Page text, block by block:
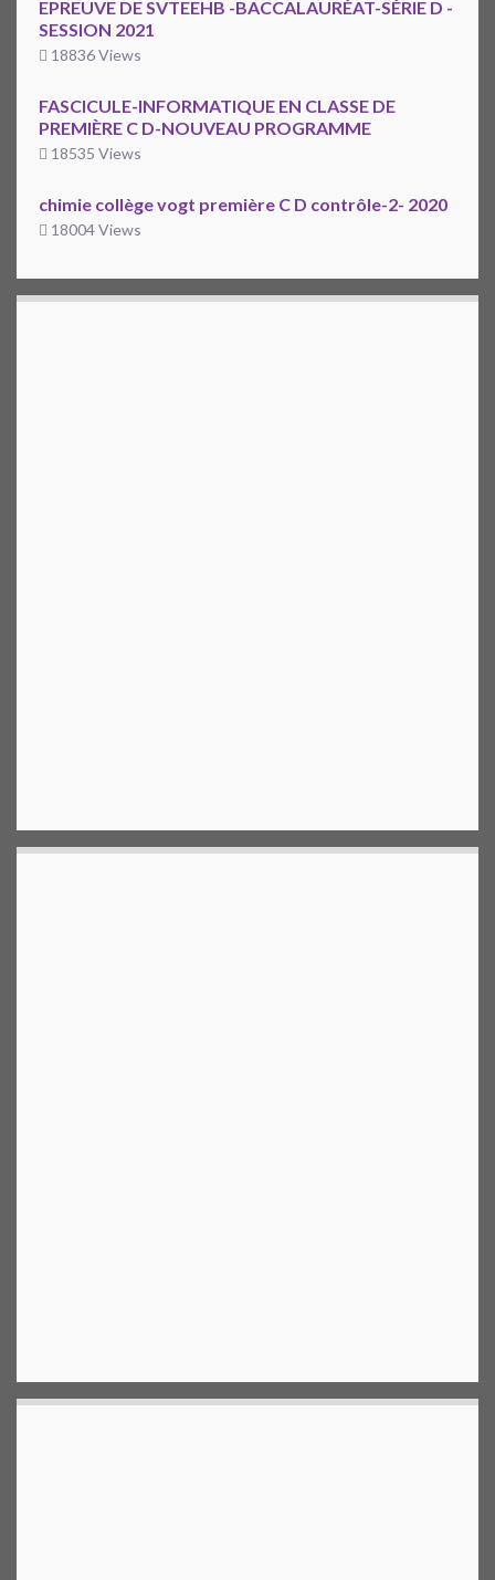
EPREUVE DE SVTEEHB -BACCALAURÉAT-SÉRIE D -
SESSION 2021
18836 Views
FASCICULE-INFORMATIQUE EN CLASSE DE
PREMIÈRE C D-NOUVEAU PROGRAMME
18535 Views
chimie collège vogt première C D contrôle-2- 2020
18004 Views